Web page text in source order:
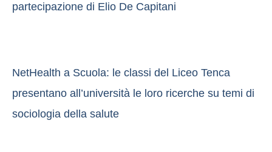
partecipazione di Elio De Capitani
NetHealth a Scuola: le classi del Liceo Tenca
presentano all’università le loro ricerche su temi di
sociologia della salute